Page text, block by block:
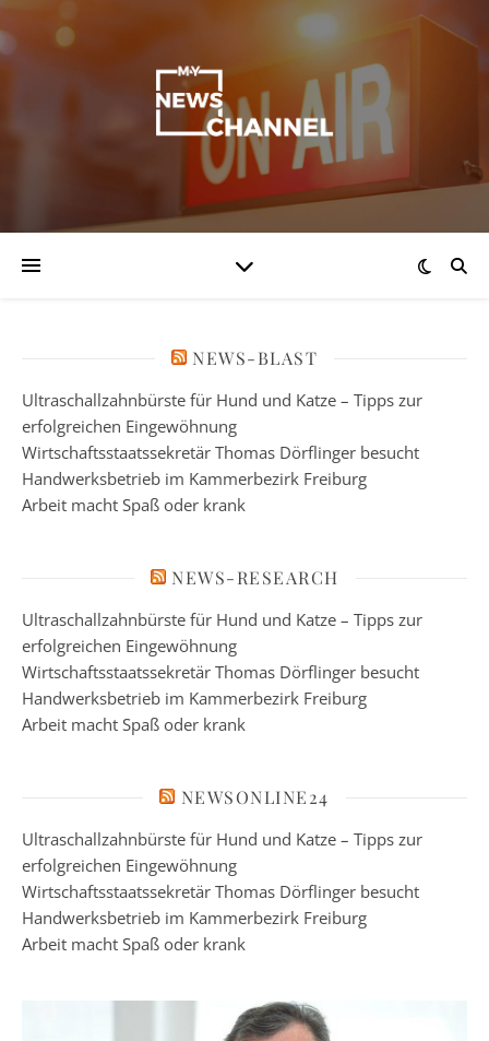
NEWS-BLAST
Ultraschallzahnbürste für Hund und Katze – Tipps zur
erfolgreichen Eingewöhnung
Wirtschaftsstaatssekretär Thomas Dörflinger besucht
Handwerksbetrieb im Kammerbezirk Freiburg
Arbeit macht Spaß oder krank
NEWS-RESEARCH
Ultraschallzahnbürste für Hund und Katze – Tipps zur
erfolgreichen Eingewöhnung
Wirtschaftsstaatssekretär Thomas Dörflinger besucht
Handwerksbetrieb im Kammerbezirk Freiburg
Arbeit macht Spaß oder krank
NEWSONLINE24
Ultraschallzahnbürste für Hund und Katze – Tipps zur
erfolgreichen Eingewöhnung
Wirtschaftsstaatssekretär Thomas Dörflinger besucht
Handwerksbetrieb im Kammerbezirk Freiburg
Arbeit macht Spaß oder krank